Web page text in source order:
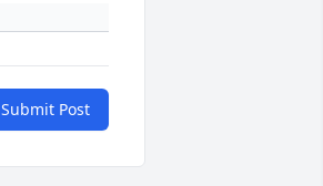
Submit Post